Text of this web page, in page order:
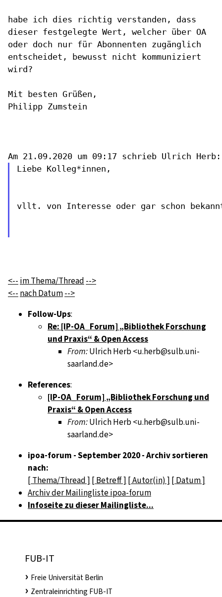
habe ich dies richtig verstanden, dass
dieser festgelegte Wert, welcher über OA
oder doch nur für Abonnenten zugänglich
entscheidet, bewusst nicht kommuniziert
wird?
Mit besten Grüßen,
Philipp Zumstein
Liebe Kolleg*innen,
vllt. von Interesse oder gar schon
<-- im Thema/Thread -->
<-- nach Datum-->
Follow-Ups:
Re: [IP-OA_Forum] „Bibliothek Forschung
und Praxis“ & Open Access
From:Ulrich Herb <u.herb@sulb.uni-
saarland.de>
References:
[IP-OA_Forum] „Bibliothek Forschung und
Praxis“ & Open Access
From:Ulrich Herb <u.herb@sulb.uni-
saarland.de>
ipoa-forum - September 2020 - Archiv sortieren
nach:
[ Thema/Thread ] [ Betreff ] [ Autor(in) ] [ Datum ]
Archiv der Mailingliste ipoa-forum
Infoseite zu dieser Mailingliste...
FUB-IT
Freie Universität Berlin
Zentraleinrichting FUB-IT